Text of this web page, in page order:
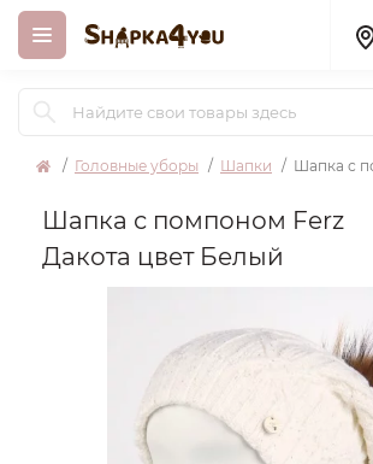
Головные уборы Шапки Шапка с
Шапка с помпоном Ferz
Дакота цвет Белый